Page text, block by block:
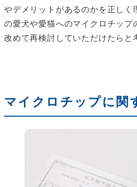
やデメリットがあるのかを正しく
の愛犬や愛猫へのマイクロチップ
改めて再検討していただけたらと
マイクロチップに関